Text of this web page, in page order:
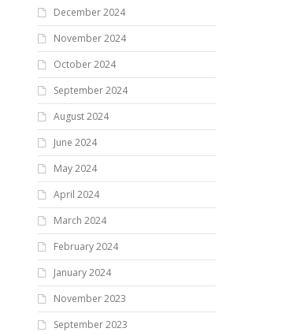
December 2024
November 2024
October 2024
September 2024
August 2024
June 2024
May 2024
April 2024
March 2024
February 2024
January 2024
November 2023
September 2023